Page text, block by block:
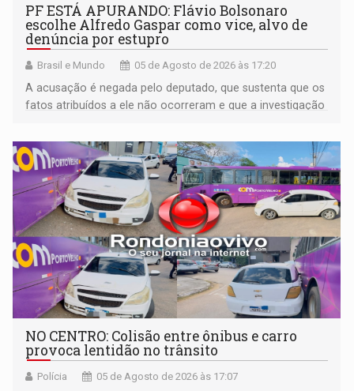
PF ESTÁ APURANDO: Flávio Bolsonaro
escolhe Alfredo Gaspar como vice, alvo de
denúncia por estupro
Brasil e Mundo 05 de Agosto de 2026 às 17:20
A acusação é negada pelo deputado, que sustenta que os
fatos atribuídos a ele não ocorreram e que a investigação
NO CENTRO: Colisão entre ônibus e carro
provoca lentidão no trânsito
Polícia 05 de Agosto de 2026 às 17:07